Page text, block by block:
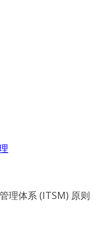
理体系 (ITSM) 原则